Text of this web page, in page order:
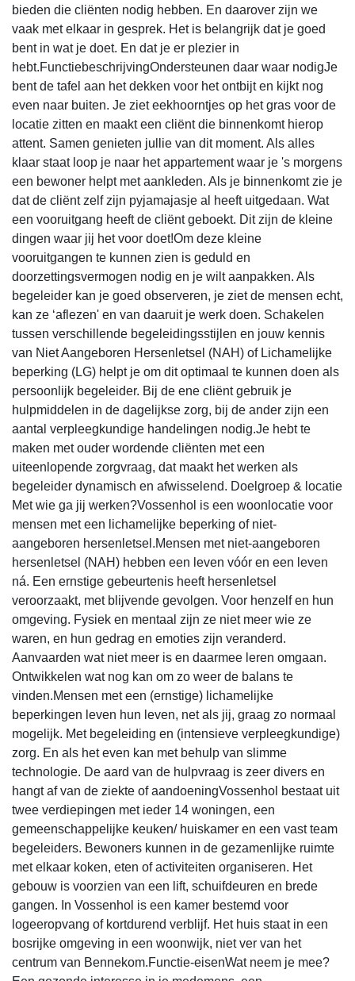
bieden die cliënten nodig hebben. En daarover zijn we
vaak met elkaar in gesprek. Het is belangrijk dat je goed
bent in wat je doet. En dat je er plezier in
hebt.FunctiebeschrijvingOndersteunen daar waar nodigJe
bent de tafel aan het dekken voor het ontbijt en kijkt nog
even naar buiten. Je ziet eekhoorntjes op het gras voor de
locatie zitten en maakt een cliënt die binnenkomt hierop
attent. Samen genieten jullie van dit moment. Als alles
klaar staat loop je naar het appartement waar je 's morgens
een bewoner helpt met aankleden. Als je binnenkomt zie je
dat de cliënt zelf zijn pyjamajasje al heeft uitgedaan. Wat
een vooruitgang heeft de cliënt geboekt. Dit zijn de kleine
dingen waar jij het voor doet!Om deze kleine
vooruitgangen te kunnen zien is geduld en
doorzettingsvermogen nodig en je wilt aanpakken. Als
begeleider kan je goed observeren, je ziet de mensen echt,
kan ze ‘aflezen' en van daaruit je werk doen. Schakelen
tussen verschillende begeleidingsstijlen en jouw kennis
van Niet Aangeboren Hersenletsel (NAH) of Lichamelijke
beperking (LG) helpt je om dit optimaal te kunnen doen als
persoonlijk begeleider. Bij de ene cliënt gebruik je
hulpmiddelen in de dagelijkse zorg, bij de ander zijn een
aantal verpleegkundige handelingen nodig.Je hebt te
maken met ouder wordende cliënten met een
uiteenlopende zorgvraag, dat maakt het werken als
begeleider dynamisch en afwisselend. Doelgroep & locatie
Met wie ga jij werken?Vossenhol is een woonlocatie voor
mensen met een lichamelijke beperking of niet-
aangeboren hersenletsel.Mensen met niet-aangeboren
hersenletsel (NAH) hebben een leven vóór en een leven
ná. Een ernstige gebeurtenis heeft hersenletsel
veroorzaakt, met blijvende gevolgen. Voor henzelf en hun
omgeving. Fysiek en mentaal zijn ze niet meer wie ze
waren, en hun gedrag en emoties zijn veranderd.
Aanvaarden wat niet meer is en daarmee leren omgaan.
Ontwikkelen wat nog kan om zo weer de balans te
vinden.Mensen met een (ernstige) lichamelijke
beperkingen leven hun leven, net als jij, graag zo normaal
mogelijk. Met begeleiding en (intensieve verpleegkundige)
zorg. En als het even kan met behulp van slimme
technologie. De aard van de hulpvraag is zeer divers en
hangt af van de ziekte of aandoeningVossenhol bestaat uit
twee verdiepingen met ieder 14 woningen, een
gemeenschappelijke keuken/ huiskamer en een vast team
begeleiders. Bewoners kunnen in de gezamenlijke ruimte
met elkaar koken, eten of activiteiten organiseren. Het
gebouw is voorzien van een lift, schuifdeuren en brede
gangen. In Vossenhol is een kamer bestemd voor
logeeropvang of kortdurend verblijf. Het huis staat in een
bosrijke omgeving in een woonwijk, niet ver van het
centrum van Bennekom.Functie-eisenWat neem je mee?